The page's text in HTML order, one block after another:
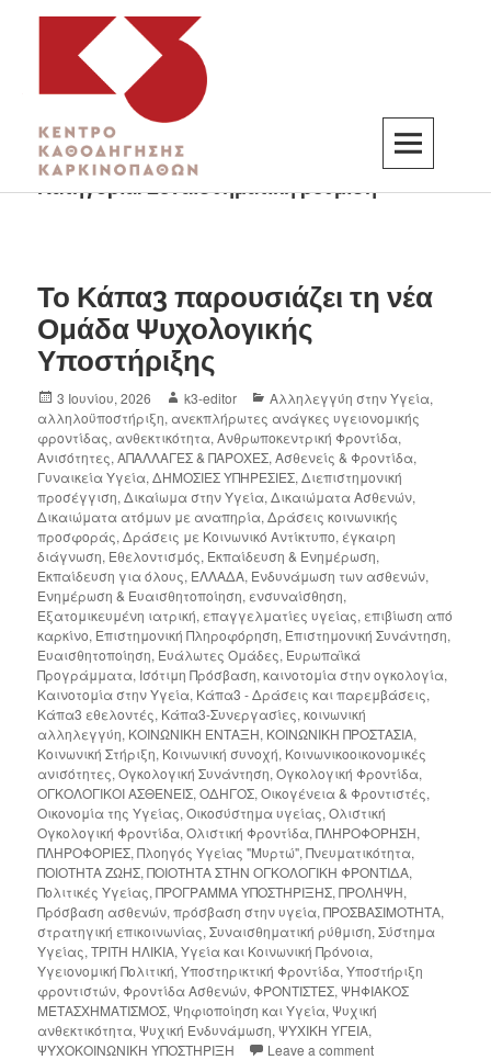
K3
ΚΕΝΤΡΟ ΚΑΘΟΔΗΓΗΣΗΣ ΚΑΡΚΙΝΟΠΑΘΩΝ
Κατηγορία:Συναισθηματική ρύθμιση
Το Κάπα3 παρουσιάζει τη νέα
Ομάδα Ψυχολογικής
Υποστήριξης
3 Ιουνίου, 2026 k3-editor Αλληλεγγύη στην Υγεία,
αλληλοϋποστήριξη, ανεκπλήρωτες ανάγκες υγειονομικής
φροντίδας, ανθεκτικότητα,Ανθρωποκεντρική Φροντίδα,
Ανισότητες,ΑΠΑΛΛΑΓΕΣ & ΠΑΡΟΧΕΣ,Ασθενείς & Φροντίδα,
Γυναικεία Υγεία,ΔΗΜΟΣΙΕΣ ΥΠΗΡΕΣΙΕΣ,Διεπιστημονική
προσέγγιση,Δικαίωμα στην Υγεία,Δικαιώματα Ασθενών,
Δικαιώματα ατόμων με αναπηρία,Δράσεις κοινωνικής
προσφοράς,Δράσεις με Κοινωνικό Αντίκτυπο, έγκαιρη
διάγνωση, Εθελοντισμός, Εκπαίδευση & Ενημέρωση,
Εκπαίδευση για όλους, ΕΛΛΑΔΑ, Ενδυνάμωση των ασθενών,
Ενημέρωση & Ευαισθητοποίηση, ενσυναίσθηση,
Εξατομικευμένη ιατρική, επαγγελματίες υγείας, επιβίωση από
καρκίνο, Επιστημονική Πληροφόρηση, Επιστημονική Συνάντηση,
Ευαισθητοποίηση, Ευάλωτες Ομάδες, Ευρωπαϊκά
Προγράμματα, Ισότιμη Πρόσβαση,καινοτομία στην ογκολογία,
Καινοτομία στην Υγεία, Κάπα3 - Δράσεις και παρεμβάσεις,
Κάπα3 εθελοντές, Κάπα3-Συνεργασίες,κοινωνική
αλληλεγγύη, ΚΟΙΝΩΝΙΚΗ ΕΝΤΑΞΗ, ΚΟΙΝΩΝΙΚΗ ΠΡΟΣΤΑΣΙΑ,
Κοινωνική Στήριξη, Κοινωνική συνοχή, Κοινωνικοοικονομικές
ανισότητες,Ογκολογική Συνάντηση,Ογκολογική Φροντίδα,
ΟΓΚΟΛΟΓΙΚΟΙ ΑΣΘΕΝΕΙΣ,ΟΔΗΓΟΣ,Οικογένεια & Φροντιστές,
Οικονομία της Υγείας,Οικοσύστημα υγείας,Ολιστική
Ογκολογική Φροντίδα,Ολιστική Φροντίδα,ΠΛΗΡΟΦΟΡΗΣΗ,
ΠΛΗΡΟΦΟΡΙΕΣ,Πλοηγός Υγείας "Μυρτώ",Πνευματικότητα,
ΠΟΙΟΤΗΤΑ ΖΩΗΣ,ΠΟΙΟΤΗΤΑ ΣΤΗΝ ΟΓΚΟΛΟΓΙΚΗ ΦΡΟΝΤΙΔΑ,
Πολιτικές Υγείας,ΠΡΟΓΡΑΜΜΑ ΥΠΟΣΤΗΡΙΞΗΣ,ΠΡΟΛΗΨΗ,
Πρόσβαση ασθενών,πρόσβαση στην υγεία,ΠΡΟΣΒΑΣΙΜΟΤΗΤΑ,
στρατηγική επικοινωνίας,Συναισθηματική ρύθμιση,Σύστημα
Υγείας,ΤΡΙΤΗ ΗΛΙΚΙΑ,Υγεία και Κοινωνική Πρόνοια,
Υγειονομική Πολιτική,Υποστηρικτική Φροντίδα,Υποστήριξη
φροντιστών, Φροντίδα Ασθενών, ΦΡΟΝΤΙΣΤΕΣ,ΨΗΦΙΑΚΟΣ
ΜΕΤΑΣΧΗΜΑΤΙΣΜΟΣ,Ψηφιοποίηση και Υγεία,Ψυχική
ανθεκτικότητα,Ψυχική Ενδυνάμωση,ΨΥΧΙΚΗ ΥΓΕΙΑ,
ΨΥΧΟΚΟΙΝΩΝΙΚΗ ΥΠΟΣΤΗΡΙΞΗ
Leave a comment